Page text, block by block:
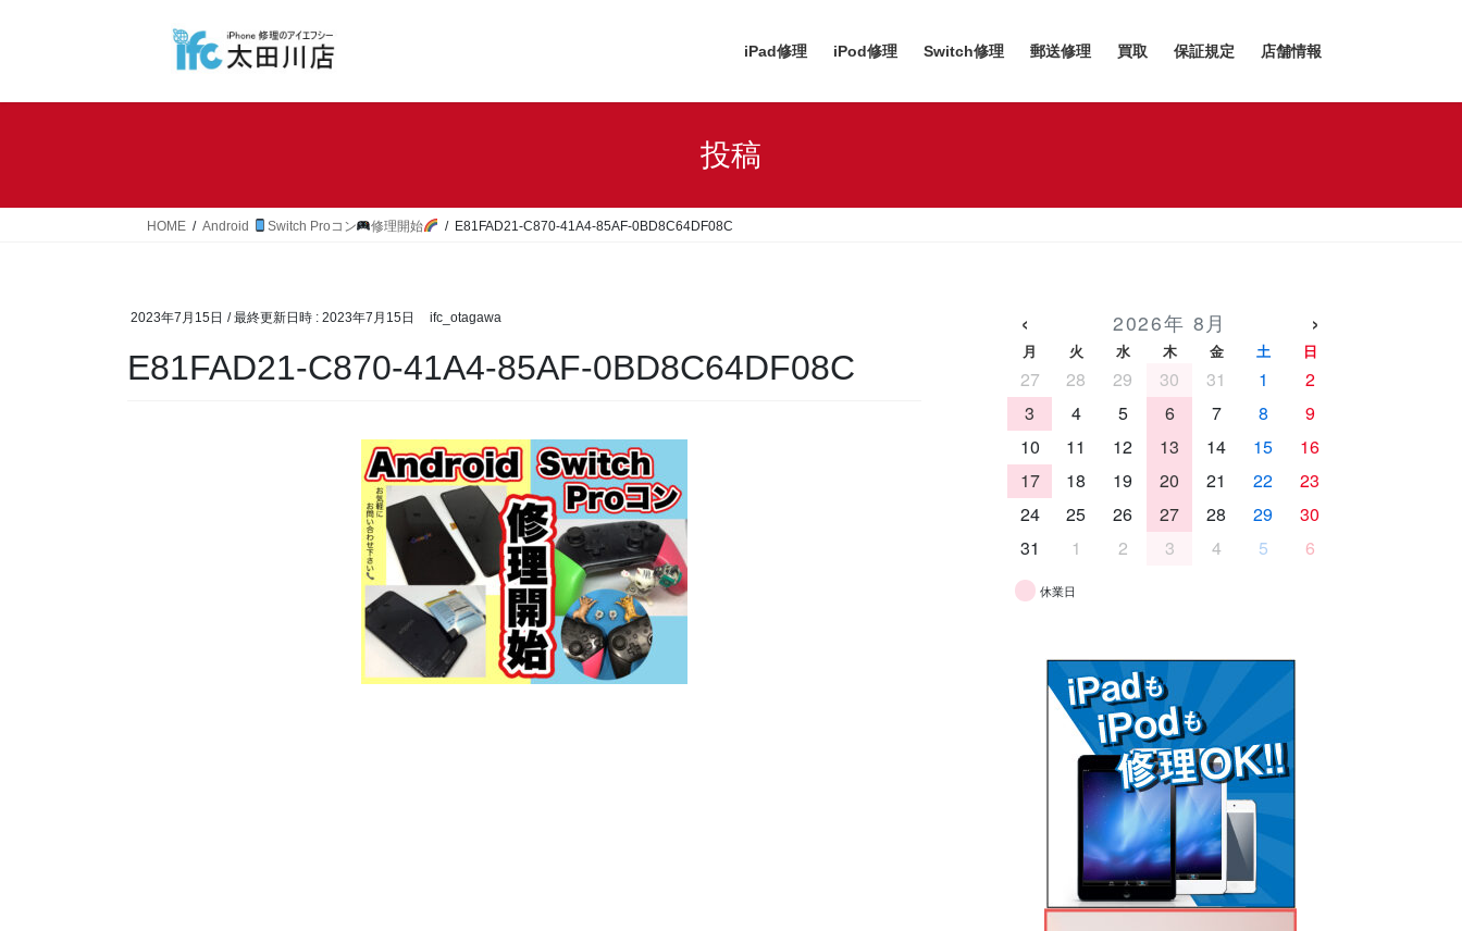
iPad修理 iPod修理 Switch修理 郵送修理 買取 保証規定 店舗情報
投稿
HOME Android Switch Proコン 修理開始 E81FAD21-C870-41A4-85AF-0BD8C64DF08C
2023年7月15日 / 最終更新日時 : 2023年7月15日 ifc_otagawa
E81FAD21-C870-41A4-85AF-0BD8C64DF08C
‹ 2026年 8月 ›
月 火 水 木 金 土 日
27 28 29 30 31 1
2
3
4 5 6 7 8
9
10
11 12 13 14 15
16
17
18 19 20 21 22
23
24
25 26 27 28 29
30
31
1 2 3 4 5 6
休業日